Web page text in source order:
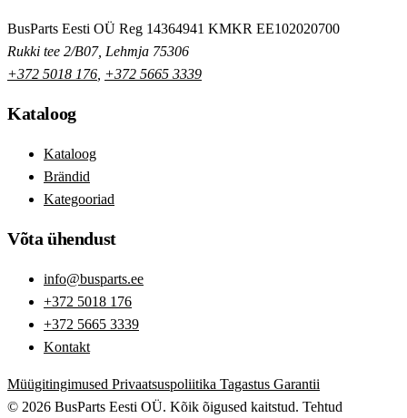
BusParts Eesti OÜ Reg 14364941 KMKR EE102020700
Rukki tee 2/B07, Lehmja 75306
+372 5018 176 +372 5665 3339
Kataloog
Kataloog
Brändid
Kategooriad
Võta ühendust
info@busparts.ee
+372 5018 176
+372 5665 3339
Kontakt
Müügitingimused Privaatsuspoliitika Tagastus Garantii
© 2026 BusParts Eesti OÜ. Kõik õigused kaitstud. Tehtud